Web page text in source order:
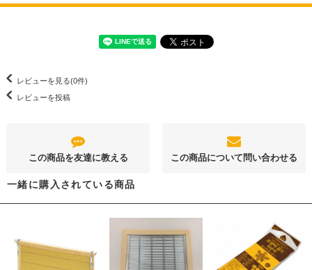
レビューを見る(0件)
レビューを投稿
この商品を友達に教える この商品について問い合わせる
一緒に購入されている商品